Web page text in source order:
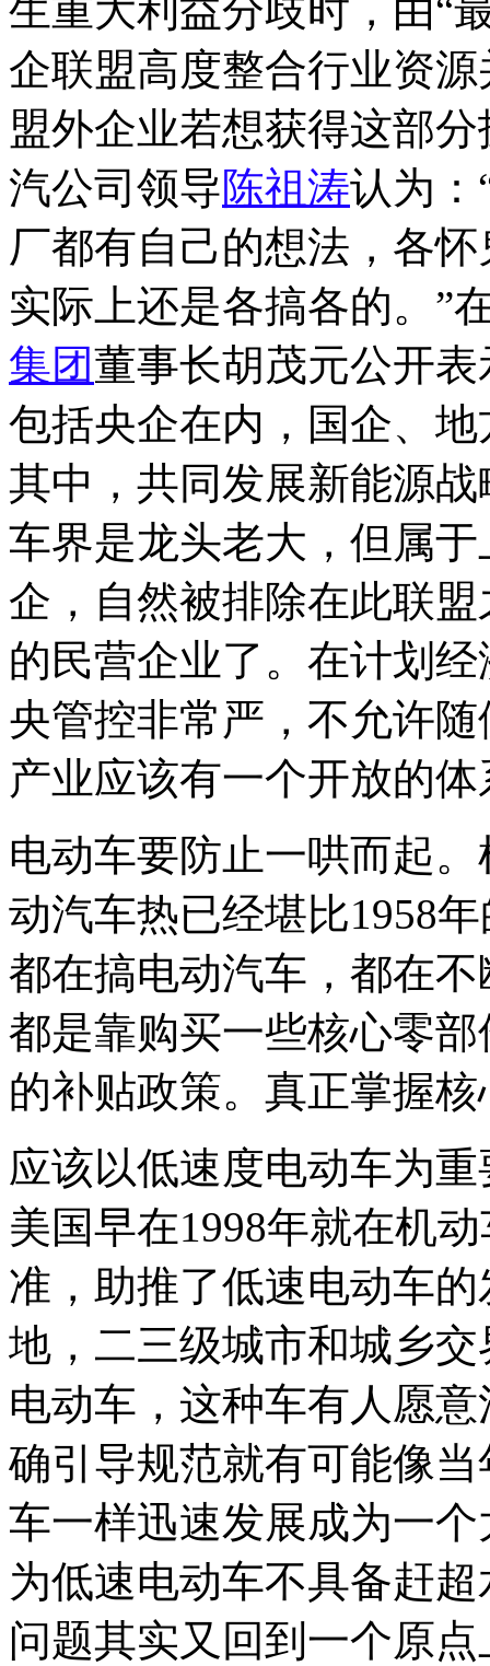
生重大利益分歧时，由“
企联盟高度整合行业资
盟外企业若想获得这部
汽公司领导陈祖涛认为：
厂都有自己的想法，各
实际上还是各搞各的。”
集团董事长胡茂元公开
包括央企在内，国企、
其中，共同发展新能源
车界是龙头老大，但属
企，自然被排除在此联
的民营企业了。在计划
央管控非常严，不允许
产业应该有一个开放的体
电动车要防止一哄而起
动汽车热已经堪比1958
都在搞电动汽车，都在
都是靠购买一些核心零
的补贴政策。真正掌握
应该以低速度电动车为
美国早在1998年就在机
准，助推了低速电动车
地，二三级城市和城乡
电动车，这种车有人愿
确引导规范就有可能像
车一样迅速发展成为一
为低速电动车不具备赶
问题其实又回到一个原